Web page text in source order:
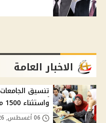
الاخبار العامة
واستثناء 1500 من الأوائل من التوزيع الجغرافي